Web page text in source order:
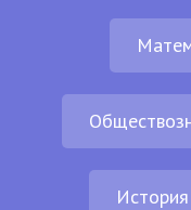
История